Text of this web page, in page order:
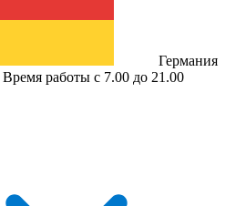
Германия
Время работы с 7.00 до 21.00